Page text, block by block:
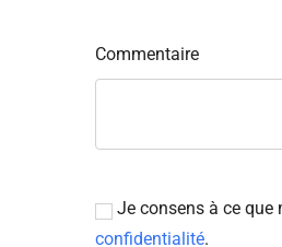
Commentaire
Je consens à ce que
confidentialité.